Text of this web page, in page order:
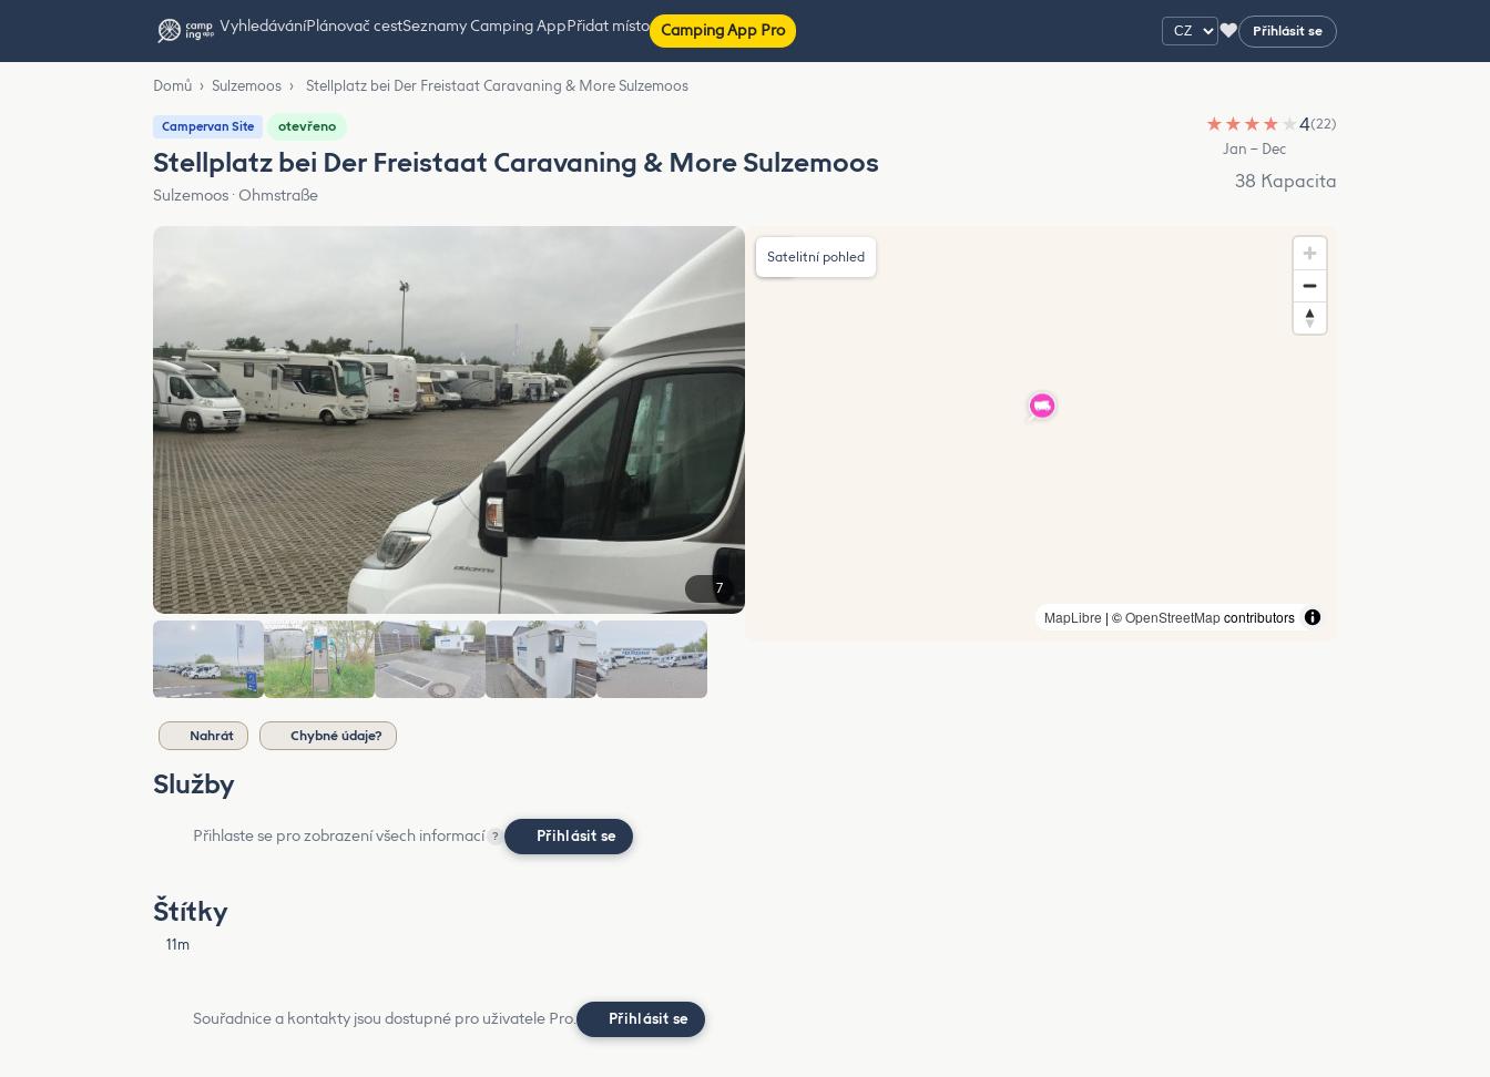
VyhledáváníPlánovač cestSeznamy Camping AppPřidat místo Camping App Pro ♥ Přihlásit se
Domů › Sulzemoos › Stellplatz bei Der Freistaat Caravaning & More Sulzemoos
Campervan Site otevřeno
Stellplatz bei Der Freistaat Caravaning & More Sulzemoos
Sulzemoos · Ohmstraße
★ ★ ★ ★ ★4(22)
Jan – Dec
38 Kapacita
7
MapLibre | ©OpenStreetMapcontributors
Satelitní pohled
Nahrát Chybné údaje?
Služby
Přihlaste se pro zobrazení všech informací ? Přihlásit se
Štítky
11m
Souřadnice a kontakty jsou dostupné pro uživatele Pro. Přihlásit se